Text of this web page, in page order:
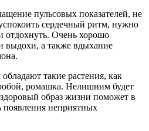
пульсовых показателей, не
сердечный ритм, нужно
отдохнуть. Очень хорошо
выдохи, а также вдыхание
такие растения, как
ромашка. Нелишним будет
образ жизни поможет в
появления неприятных